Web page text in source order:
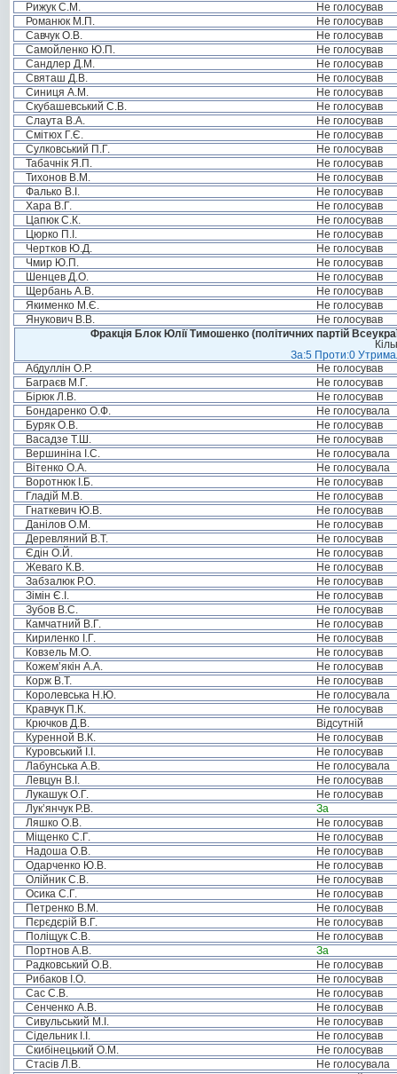
Рижук С.М.
Не голосував
Романюк М.П.
Не голосував
Савчук О.В.
Не голосував
Самойленко Ю.П.
Не голосував
Сандлер Д.М.
Не голосував
Святаш Д.В.
Не голосував
Синиця А.М.
Не голосував
Скубашевський С.В.
Не голосував
Слаута В.А.
Не голосував
Смітюх Г.Є.
Не голосував
Сулковський П.Г.
Не голосував
Табачнік Я.П.
Не голосував
Тихонов В.М.
Не голосував
Фалько В.І.
Не голосував
Хара В.Г.
Не голосував
Цапюк С.К.
Не голосував
Цюрко П.І.
Не голосував
Чертков Ю.Д.
Не голосував
Чмир Ю.П.
Не голосував
Шенцев Д.О.
Не голосував
Щербань А.В.
Не голосував
Якименко М.Є.
Не голосував
Янукович В.В.
Не голосував
Фракція Блок Юлії Тимошенко (політичних партій
За:5 Проти:0
Абдуллін О.Р.
Не голосував
Баграєв М.Г.
Не голосував
Бірюк Л.В.
Не голосував
Бондаренко О.Ф.
Не голосувала
Буряк О.В.
Не голосував
Васадзе Т.Ш.
Не голосував
Вершиніна І.С.
Не голосувала
Вітенко О.А.
Не голосувала
Воротнюк І.Б.
Не голосував
Гладій М.В.
Не голосував
Гнаткевич Ю.В.
Не голосував
Данілов О.М.
Не голосував
Деревляний В.Т.
Не голосував
Єдін О.Й.
Не голосував
Жеваго К.В.
Не голосував
Забзалюк Р.О.
Не голосував
Зімін Є.І.
Не голосував
Зубов В.С.
Не голосував
Камчатний В.Г.
Не голосував
Кириленко І.Г.
Не голосував
Ковзель М.О.
Не голосував
Кожем’якін А.А.
Не голосував
Корж В.Т.
Не голосував
Королевська Н.Ю.
Не голосувала
Кравчук П.К.
Не голосував
Крючков Д.В.
Відсутній
Куренной В.К.
Не голосував
Куровський І.І.
Не голосував
Лабунська А.В.
Не голосувала
Левцун В.І.
Не голосував
Лукашук О.Г.
Не голосував
Лук’янчук Р.В.
За
Ляшко О.В.
Не голосував
Міщенко С.Г.
Не голосував
Надоша О.В.
Не голосував
Одарченко Ю.В.
Не голосував
Олійник С.В.
Не голосував
Осика С.Г.
Не голосував
Петренко В.М.
Не голосував
Пєрєдєрій В.Г.
Не голосував
Поліщук С.В.
Не голосував
Портнов А.В.
За
Радковський О.В.
Не голосував
Рибаков І.О.
Не голосував
Сас С.В.
Не голосував
Сенченко А.В.
Не голосував
Сивульський М.І.
Не голосував
Сідельник І.І.
Не голосував
Скибінецький О.М.
Не голосував
Стасів Л.В.
Не голосувала